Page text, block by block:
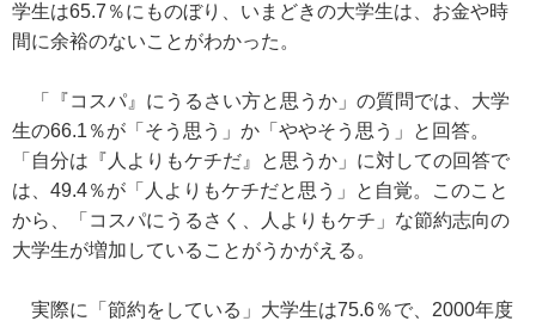
学生は65.7％にものぼり、いまどきの大学生は、お金や時
間に余裕のないことがわかった。
「『コスパ』にうるさい方と思うか」の質問では、大学
生の66.1％が「そう思う」か「ややそう思う」と回答。
「自分は『人よりもケチだ』と思うか」に対しての回答で
は、49.4％が「人よりもケチだと思う」と自覚。このこと
から、「コスパにうるさく、人よりもケチ」な節約志向の
大学生が増加していることがうかがえる。
実際に「節約をしている」大学生は75.6％で、2000年度